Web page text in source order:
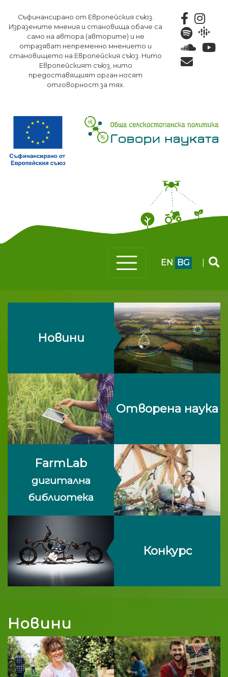
към
основното
съдържание
Съфинансирано от Европейския съюз.
Изразените мнения и становища обаче са
само на автора (авторите) и не
отразяват непременно мнението и
становището на Европейския съюз. Нито
Европейският съюз, нито
предоставящият орган носят
отговорност за тях.
EN BG
Новини
Отворена наука
FarmLab
дигитална
библиотека
Конкурс
Новини